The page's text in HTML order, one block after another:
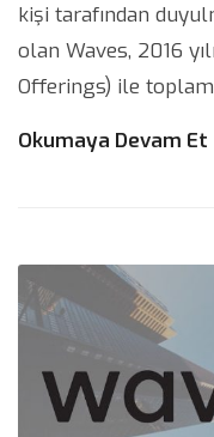
kişi tarafından
olan Waves, 2016
Offerings) ile toplam
Okumaya Devam Et